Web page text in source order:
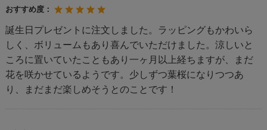
おすすめ度：
誕生日プレゼントに注文しました。ラッピングもかわいら
しく、ボリュームもあり喜んでいただけました。涼しいと
ころに置いていたこともあり一ヶ月以上経ちますが、まだ
花を咲かせているようです。少しずつ葉桜になりつつあ
り、まだまだ楽しめそうとのことです！